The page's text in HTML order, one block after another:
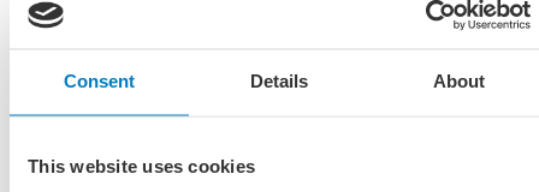
Consent Details About
This website uses cookies
Strategische autonomie en
belangrijke bouwsteen voor de strategische autonomie